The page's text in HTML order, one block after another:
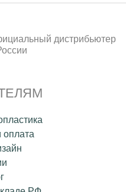
дистрибьютер
оплата